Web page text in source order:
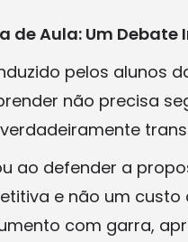
de Aula: Um Debate
pelos alunos
não precisa
ao defender a
e não um custo
com garra,